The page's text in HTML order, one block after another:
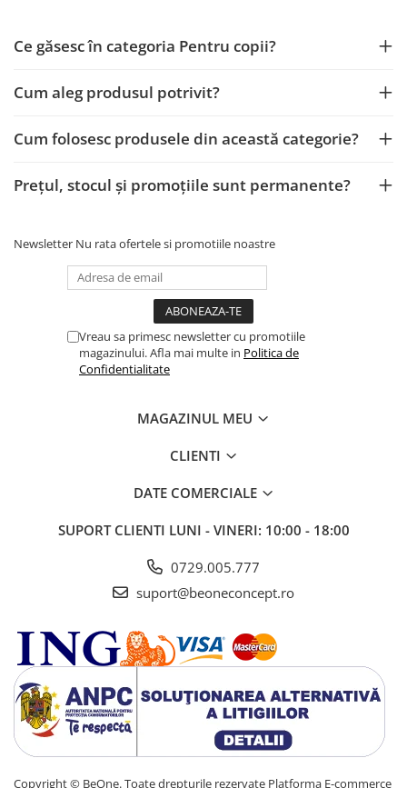
Ce găsesc în categoria Pentru copii?
Cum aleg produsul potrivit?
Cum folosesc produsele din această categorie?
Prețul, stocul și promoțiile sunt permanente?
Newsletter Nu rata ofertele si promotiile noastre
Vreau sa primesc newsletter cu promotiile
magazinului. Afla mai multe in Politica de
Confidentialitate
MAGAZINUL MEU
CLIENTI
DATE COMERCIALE
SUPORT CLIENTI LUNI - VINERI: 10:00 - 18:00
0729.005.777
suport@beoneconcept.ro
Copyright © BeOne. Toate drepturile rezervate Platforma E-commerce